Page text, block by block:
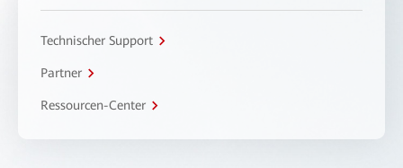
Technischer Support
Partner
Ressourcen-Center